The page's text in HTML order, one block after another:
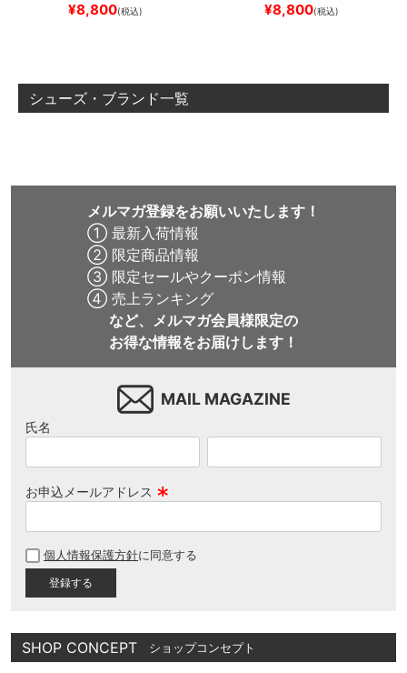
スケートボード スケボ
¥8,800(税込)
スケートボード スケボー
¥8,800(税込)
シューズ・ブランド一覧
メルマガ登録をお願いいたします！
① 最新入荷情報
② 限定商品情報
③ 限定セールやクーポン情報
④ 売上ランキング
など、メルマガ会員様限定の
お得な情報をお届けします！
MAIL MAGAZINE
氏名
お申込メールアドレス
須
個人情報保護方針に同意する
SHOP CONCEPT ショップコンセプト